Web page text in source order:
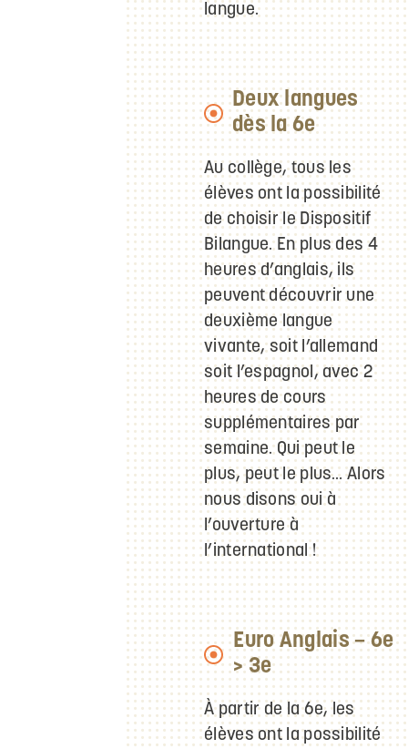
langue.
Deux langues
dès la 6e
Au collège, tous les
élèves ont la possibilité
de choisir le Dispositif
Bilangue. En plus des 4
heures d’anglais, ils
peuvent découvrir une
deuxième langue
vivante, soit l’allemand
soit l’espagnol, avec 2
heures de cours
supplémentaires par
semaine. Qui peut le
plus, peut le plus… Alors
nous disons oui à
l’ouverture à
l’international !
Euro Anglais – 6e
> 3e
À partir de la 6e, les
élèves ont la possibilité